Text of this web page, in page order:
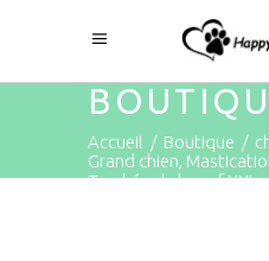
Accueil / Boutique /
Grand chien
Trachée de boeuf XXL